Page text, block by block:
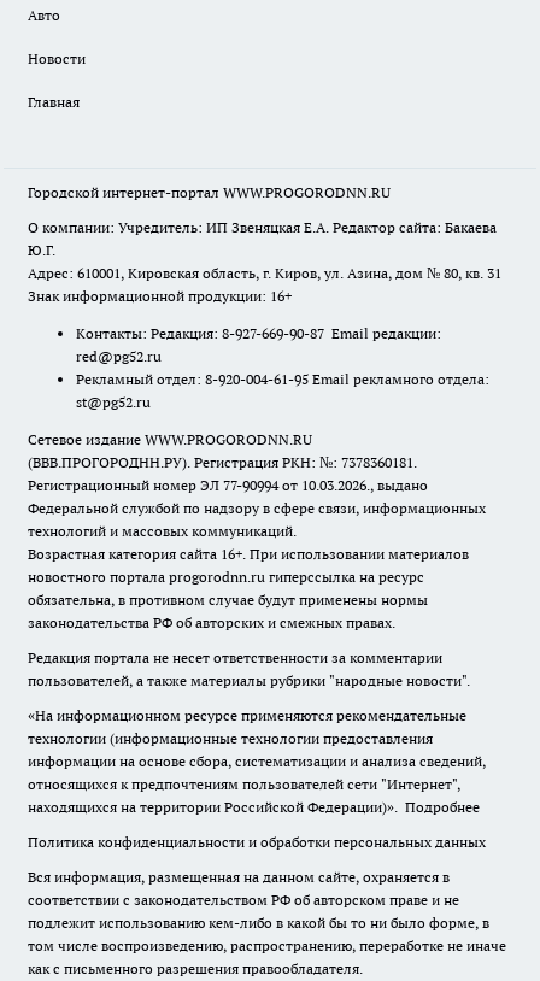
Авто
Новости
Главная
Городской интернет-портал WWW.PROGORODNN.RU
О компании: Учредитель: ИП Звеняцкая Е.А. Редактор сайта: Бакаева
Ю.Г.
Адрес: 610001, Кировская область, г. Киров, ул. Азина, дом № 80, кв. 31
Знак информационной продукции: 16+
Контакты: Редакция: 8-927-669-90-87 Email редакции:
red@pg52.ru
Рекламный отдел: 8-920-004-61-95 Email рекламного отдела:
st@pg52.ru
Сетевое издание WWW.PROGORODNN.RU
(ВВВ.ПРОГОРОДНН.РУ). Регистрация РКН: №: 7378360181.
Регистрационный номер ЭЛ 77-90994 от 10.03.2026., выдано
Федеральной службой по надзору в сфере связи, информационных
технологий и массовых коммуникаций.
Возрастная категория сайта 16+. При использовании материалов
новостного портала progorodnn.ru гиперссылка на ресурс
обязательна, в противном случае будут применены нормы
законодательства РФ об авторских и смежных правах.
Редакция портала не несет ответственности за комментарии
пользователей, а также материалы рубрики "народные новости".
«На информационном ресурсе применяются рекомендательные
технологии (информационные технологии предоставления
информации на основе сбора, систематизации и анализа сведений,
относящихся к предпочтениям пользователей сети "Интернет",
находящихся на территории Российской Федерации)». Подробнее
Политика конфиденциальности и обработки персональных данных
Вся информация, размещенная на данном сайте, охраняется в
соответствии с законодательством РФ об авторском праве и не
подлежит использованию кем-либо в какой бы то ни было форме, в
том числе воспроизведению, распространению, переработке не иначе
как с письменного разрешения правообладателя.